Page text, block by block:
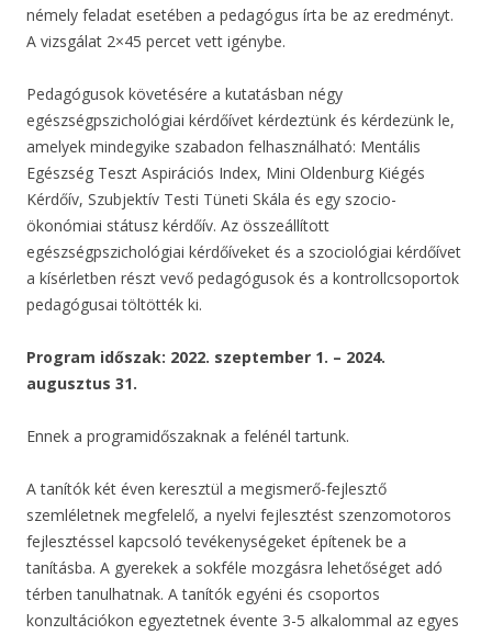
némely feladat esetében a pedagógus írta be az eredményt.
A vizsgálat 2×45 percet vett igénybe.
Pedagógusok követésére a kutatásban négy
egészségpszichológiai kérdőívet kérdeztünk és kérdezünk le,
amelyek mindegyike szabadon felhasználható: Mentális
Egészség Teszt Aspirációs Index, Mini Oldenburg Kiégés
Kérdőív, Szubjektív Testi Tüneti Skála és egy szocio-
ökonómiai státusz kérdőív. Az összeállított
egészségpszichológiai kérdőíveket és a szociológiai kérdőívet
a kísérletben részt vevő pedagógusok és a kontrollcsoportok
pedagógusai töltötték ki.
Program időszak: 2022. szeptember 1. – 2024.
augusztus 31.
Ennek a programidőszaknak a felénél tartunk.
A tanítók két éven keresztül a megismerő-fejlesztő
szemléletnek megfelelő, a nyelvi fejlesztést szenzomotoros
fejlesztéssel kapcsoló tevékenységeket építenek be a
tanításba. A gyerekek a sokféle mozgásra lehetőséget adó
térben tanulhatnak. A tanítók egyéni és csoportos
konzultációkon egyeztetnek évente 3-5 alkalommal az egyes